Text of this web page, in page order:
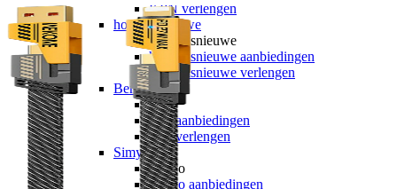
KPN verlengen
hollandsnieuwe
hollandsnieuwe
hollandsnieuwe aanbiedingen
hollandsnieuwe verlengen
Ben
Ben
Ben aanbiedingen
Ben verlengen
Simyo
Simyo
Simyo aanbiedingen